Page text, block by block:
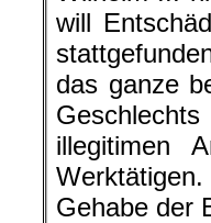
will
das ganze
illegitimen
Gehabe der